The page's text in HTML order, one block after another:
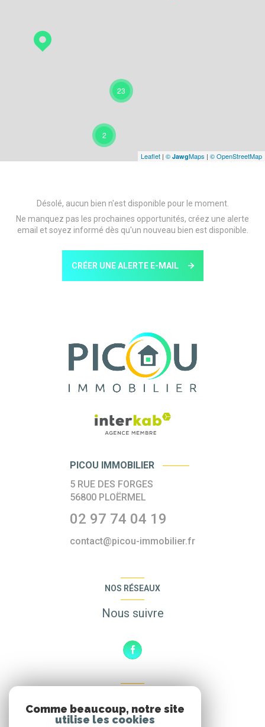
2
23
Leaflet | © JawgMaps | © OpenStreetMap
Désolé, aucun bien n'est disponible pour le moment.
Ne manquez pas les prochaines opportunités, créez une alerte
email et soyez informé dès qu'un nouveau bien est disponible.
CRÉER UNE ALERTE E-MAIL
PICOU IMMOBILIER
5 RUE DES FORGES
56800 PLOËRMEL
02 97 74 04 19
contact@picou-immobilier.fr
NOS RÉSEAUX
Nous suivre
Nous adhérons
Comme beaucoup, notre site
utilise les cookies